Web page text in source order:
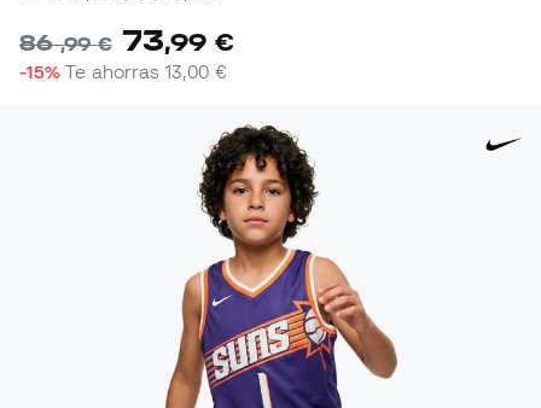
86,99 € 73,99 €
-15% Te ahorras13,00 €